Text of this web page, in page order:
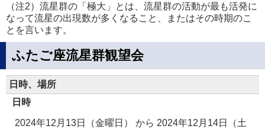
（注2）流星群の「極大」とは、流星群の活動が最も活発に
なって流星の出現数が多くなること、またはその時期のこ
とを言います。
ふたご座流星群観望会
日時、場所
日時
2024年12月13日（金曜日） から 2024年12月14日（土